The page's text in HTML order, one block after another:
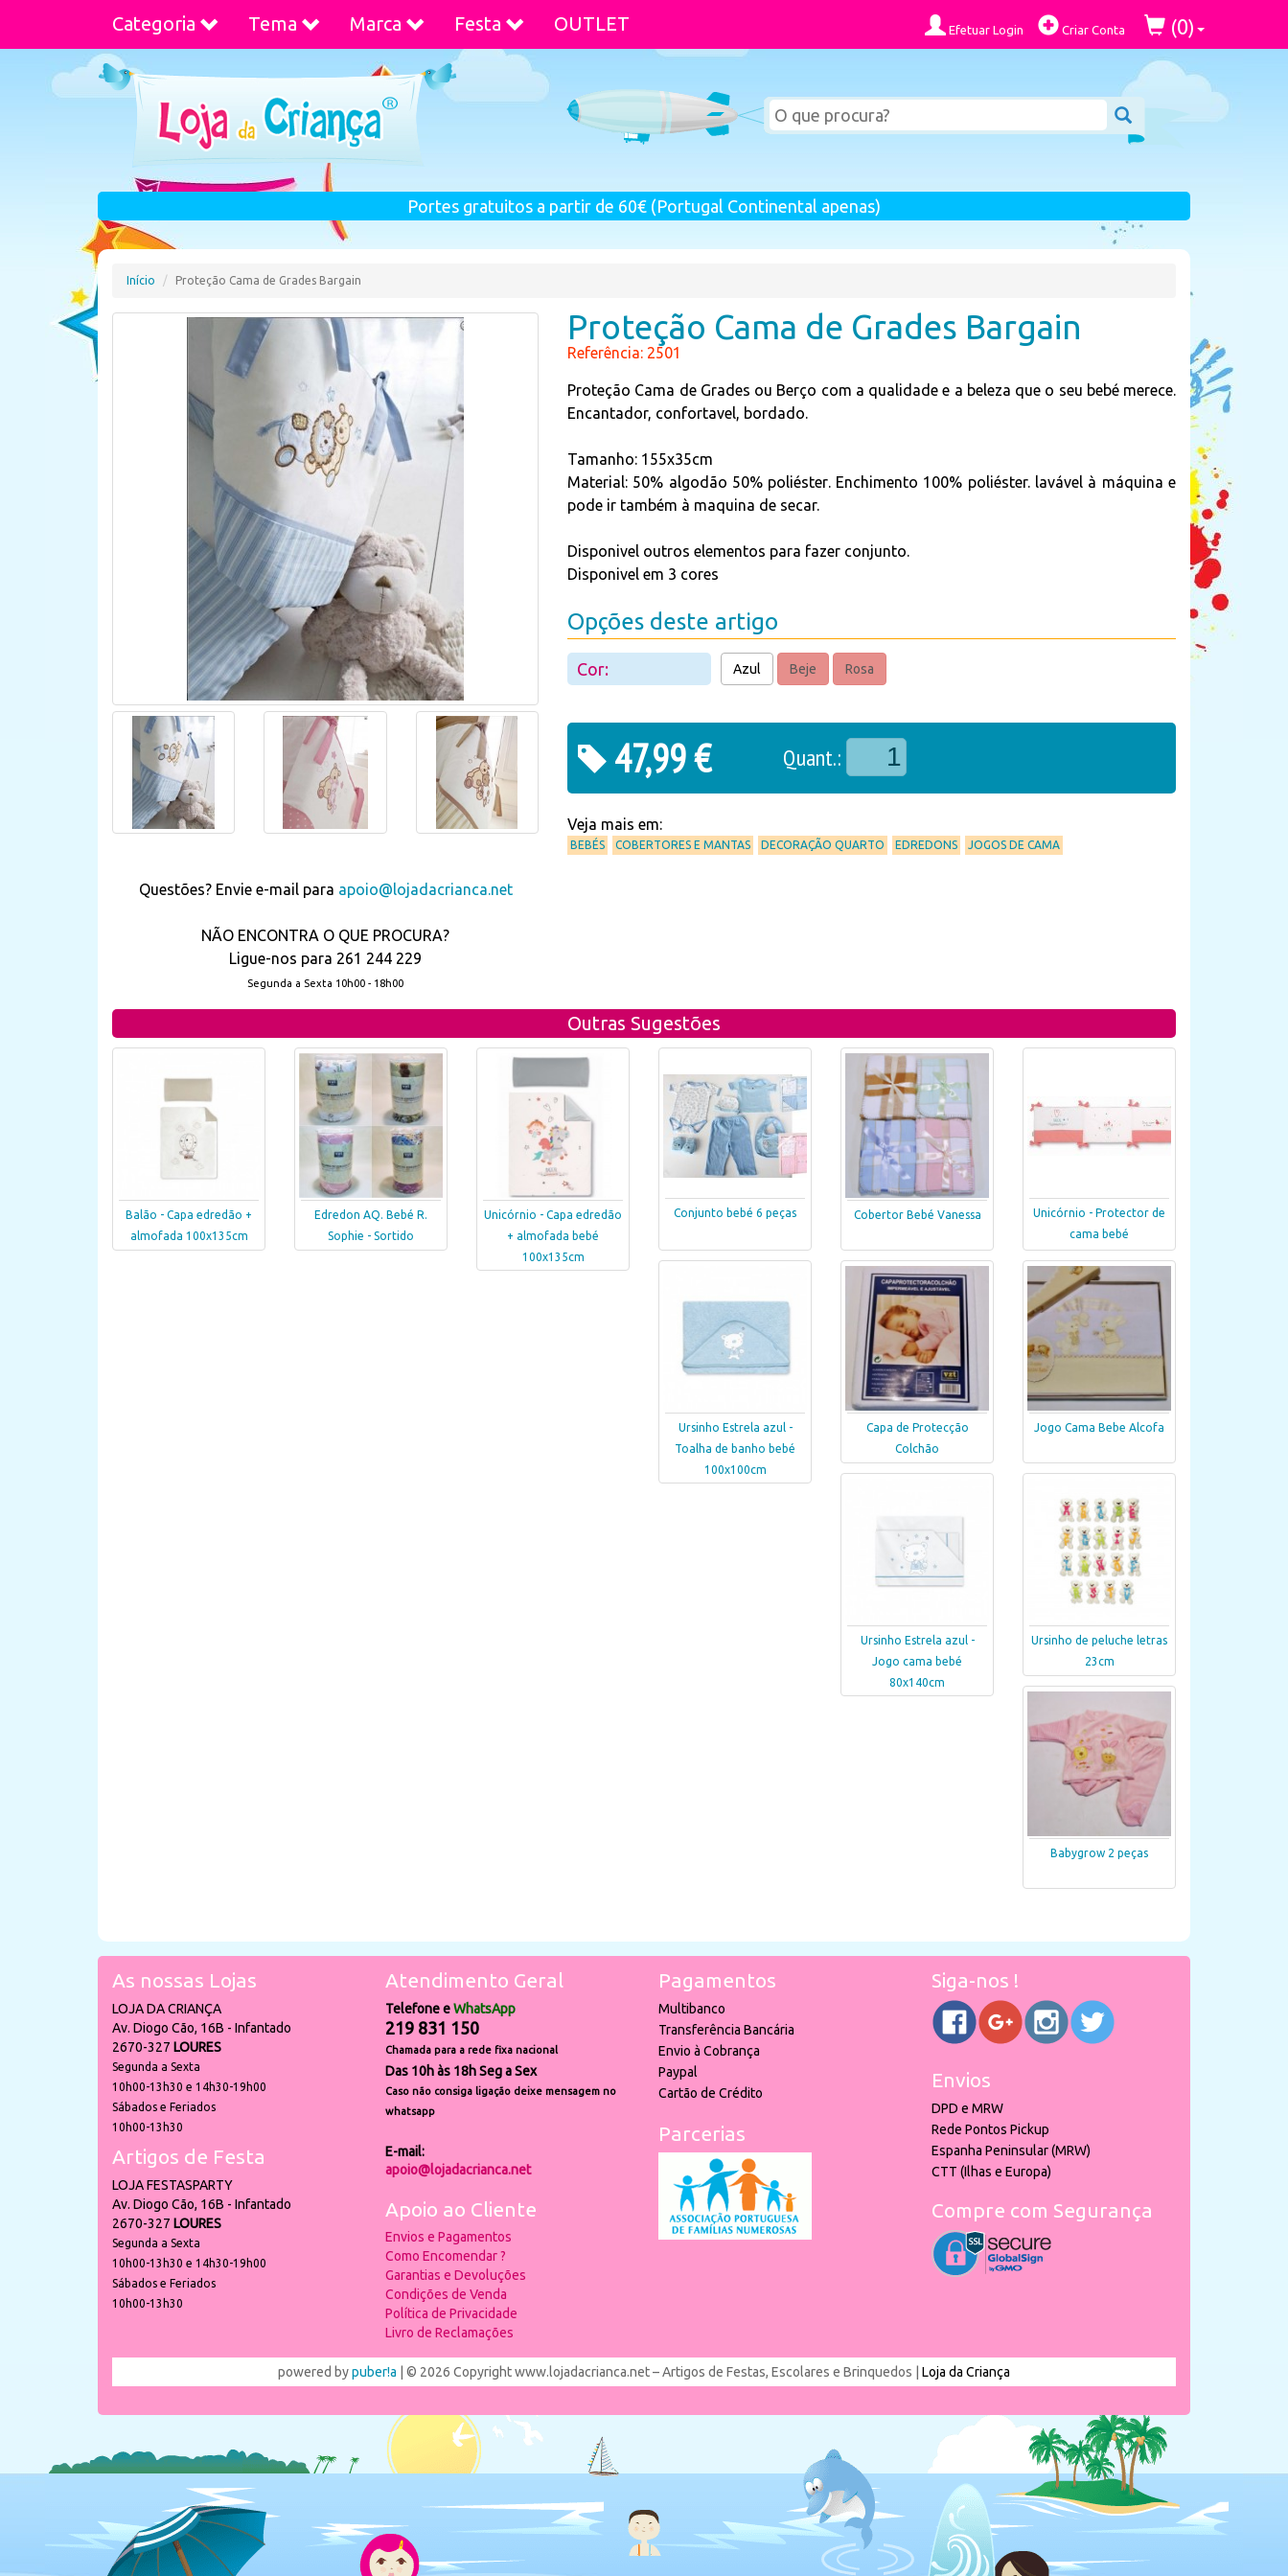
Categoria Tema Marca Festa OUTLET Efetuar Login Criar Conta (0)
Portes gratuitos a partir de 60€ (Portugal Continental apenas)
Início Proteção Cama de Grades Bargain
Questões? Envie e-mail para apoio@lojadacrianca.net
NÃO ENCONTRA O QUE PROCURA?
Ligue-nos para 261 244 229
Segunda a Sexta 10h00 - 18h00
Proteção Cama de Grades Bargain
Referência: 2501
Proteção Cama de Grades ou Berço com a qualidade e a beleza que o seu bebé merece.
Encantador, confortavel, bordado.
Tamanho: 155x35cm
Material: 50% algodão 50% poliéster. Enchimento 100% poliéster. lavável ​​à máquina e
pode ir também à maquina de secar.
Disponivel outros elementos para fazer conjunto.
Disponivel em 3 cores
Opções deste artigo
Cor: Azul Beje Rosa
47,99 € Quant.:
Veja mais em:
BEBÉS COBERTORES E MANTAS DECORAÇÃO QUARTO EDREDONS JOGOS DE CAMA
Outras Sugestões
Balão - Capa edredão +
almofada 100x135cm
Edredon AQ. Bebé R.
Sophie - Sortido
Unicórnio - Capa edredão
+ almofada bebé
100x135cm
Conjunto bebé 6 peças Cobertor Bebé Vanessa
Unicórnio - Protector de
cama bebé
Ursinho Estrela azul -
Toalha de banho bebé
100x100cm
Capa de Protecção
Colchão
Jogo Cama Bebe Alcofa
Ursinho Estrela azul -
Jogo cama bebé
80x140cm
Ursinho de peluche letras
23cm
Babygrow 2 peças
As nossas Lojas
LOJA DA CRIANÇA
Av. Diogo Cão, 16B - Infantado
2670-327 LOURES
Segunda a Sexta
10h00-13h30 e 14h30-19h00
Sábados e Feriados
10h00-13h30
Artigos de Festa
LOJA FESTASPARTY
Av. Diogo Cão, 16B - Infantado
2670-327 LOURES
Segunda a Sexta
10h00-13h30 e 14h30-19h00
Sábados e Feriados
10h00-13h30
Atendimento Geral
Telefone eWhatsApp
219 831 150
Chamada para a rede fixa nacional
Das 10h às 18h Seg a Sex
Caso não consiga ligação deixe mensagem no
whatsapp
E-mail:
apoio@lojadacrianca.net
Apoio ao Cliente
Envios e Pagamentos
Como Encomendar ?
Garantias e Devoluções
Condições de Venda
Política de Privacidade
Livro de Reclamações
Pagamentos
Multibanco
Transferência Bancária
Envio à Cobrança
Paypal
Cartão de Crédito
Parcerias
Siga-nos !
Envios
DPD e MRW
Rede Pontos Pickup
Espanha Peninsular (MRW)
CTT (Ilhas e Europa)
Compre com Segurança
powered bypuber!a | © 2026 Copyright www.lojadacrianca.net – Artigos de Festas, Escolares e Brinquedos | Loja da Criança